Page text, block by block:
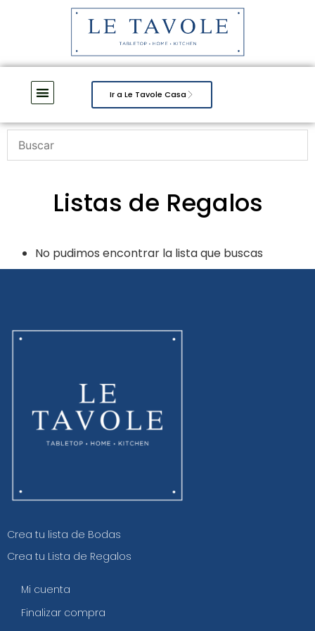
Ir a Le Tavole Casa
Listas de Regalos
No pudimos encontrar la lista que buscas
Crea tu lista de Bodas
Crea tu Lista de Regalos
Mi cuenta
Finalizar compra